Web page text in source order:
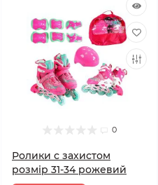
0
Ролики с захистом
розмір 31-34 рожевий